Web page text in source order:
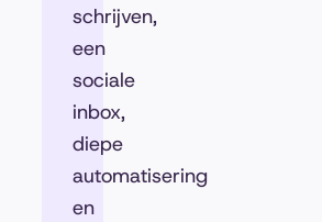
schrijven,
een
sociale
inbox,
diepe
automatisering
en